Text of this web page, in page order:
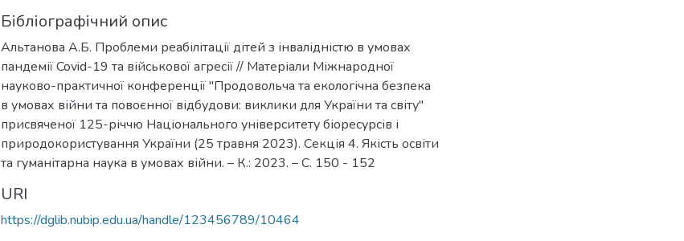
Бібліографічний опис
Альтанова А.Б. Проблеми реабілітації дітей з інвалідністю в умовах
пандемії Covid-19 та військової агресії // Матеріали Міжнародної
науково-практичної конференції "Продовольча та екологічна безпека
в умовах війни та повоєнної відбудови: виклики для України та світу"
присвяченої 125-річчю Національного університету біоресурсів і
природокористування України (25 травня 2023). Секція 4. Якість освіти
та гуманітарна наука в умовах війни. – К.: 2023. – С. 150 - 152
URI
https://dglib.nubip.edu.ua/handle/123456789/10464